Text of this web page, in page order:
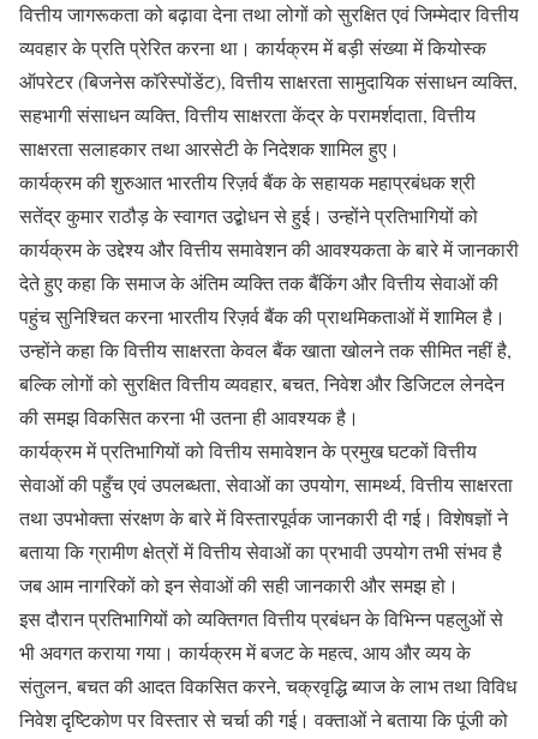
वित्तीय जागरूकता को बढ़ावा देना तथा लोगों को सुरक्षित एवं जिम्मेदार वित्तीय
व्यवहार के प्रति प्रेरित करना था। कार्यक्रम में बड़ी संख्या में कियोस्क
ऑपरेटर (बिजनेस कॉरेस्पोंडेंट), वित्तीय साक्षरता सामुदायिक संसाधन व्यक्ति,
सहभागी संसाधन व्यक्ति, वित्तीय साक्षरता केंद्र के परामर्शदाता, वित्तीय
साक्षरता सलाहकार तथा आरसेटी के निदेशक शामिल हुए।
कार्यक्रम की शुरुआत भारतीय रिज़र्व बैंक के सहायक महाप्रबंधक श्री
सतेंद्र कुमार राठौड़ के स्वागत उद्बोधन से हुई। उन्होंने प्रतिभागियों को
कार्यक्रम के उद्देश्य और वित्तीय समावेशन की आवश्यकता के बारे में जानकारी
देते हुए कहा कि समाज के अंतिम व्यक्ति तक बैंकिंग और वित्तीय सेवाओं की
पहुंच सुनिश्चित करना भारतीय रिज़र्व बैंक की प्राथमिकताओं में शामिल है।
उन्होंने कहा कि वित्तीय साक्षरता केवल बैंक खाता खोलने तक सीमित नहीं है,
बल्कि लोगों को सुरक्षित वित्तीय व्यवहार, बचत, निवेश और डिजिटल लेनदेन
की समझ विकसित करना भी उतना ही आवश्यक है।
कार्यक्रम में प्रतिभागियों को वित्तीय समावेशन के प्रमुख घटकों वित्तीय
सेवाओं की पहुँच एवं उपलब्धता, सेवाओं का उपयोग, सामर्थ्य, वित्तीय साक्षरता
तथा उपभोक्ता संरक्षण के बारे में विस्तारपूर्वक जानकारी दी गई। विशेषज्ञों ने
बताया कि ग्रामीण क्षेत्रों में वित्तीय सेवाओं का प्रभावी उपयोग तभी संभव है
जब आम नागरिकों को इन सेवाओं की सही जानकारी और समझ हो।
इस दौरान प्रतिभागियों को व्यक्तिगत वित्तीय प्रबंधन के विभिन्न पहलुओं से
भी अवगत कराया गया। कार्यक्रम में बजट के महत्व, आय और व्यय के
संतुलन, बचत की आदत विकसित करने, चक्रवृद्धि ब्याज के लाभ तथा विविध
निवेश दृष्टिकोण पर विस्तार से चर्चा की गई। वक्ताओं ने बताया कि पूंजी को